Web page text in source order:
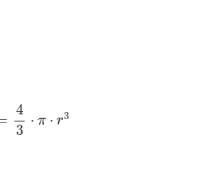
4
3
⋅ π ⋅ r3
43